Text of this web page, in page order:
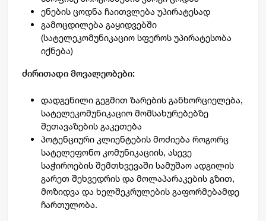
ენების ცოდნა ჩაითვლება უპირატესად
გამოცდილება გაყიდვებში
(სატელეკომუნიკაციო სფეროს უპირატესობა
იქნება)
ძირითადი მოვალეობები:
დადგენილი გეგმით ზარების განხორციელება,
სატელეკომუნიკაციო მომსახურებებზე
შეთავაზების გაკეთება
პოტენციური კლიენტების მოძიება როგორც
სატელეფონო კომუნიკაციის, ასევე
საჭიროების შემთხვევაში სამუშაო ადგილის
გარეთ შეხვედრის და მოლაპარაკების გზით,
მოზიდვა და ხელშეკრულების გაფორმებამდე
ჩართულობა.